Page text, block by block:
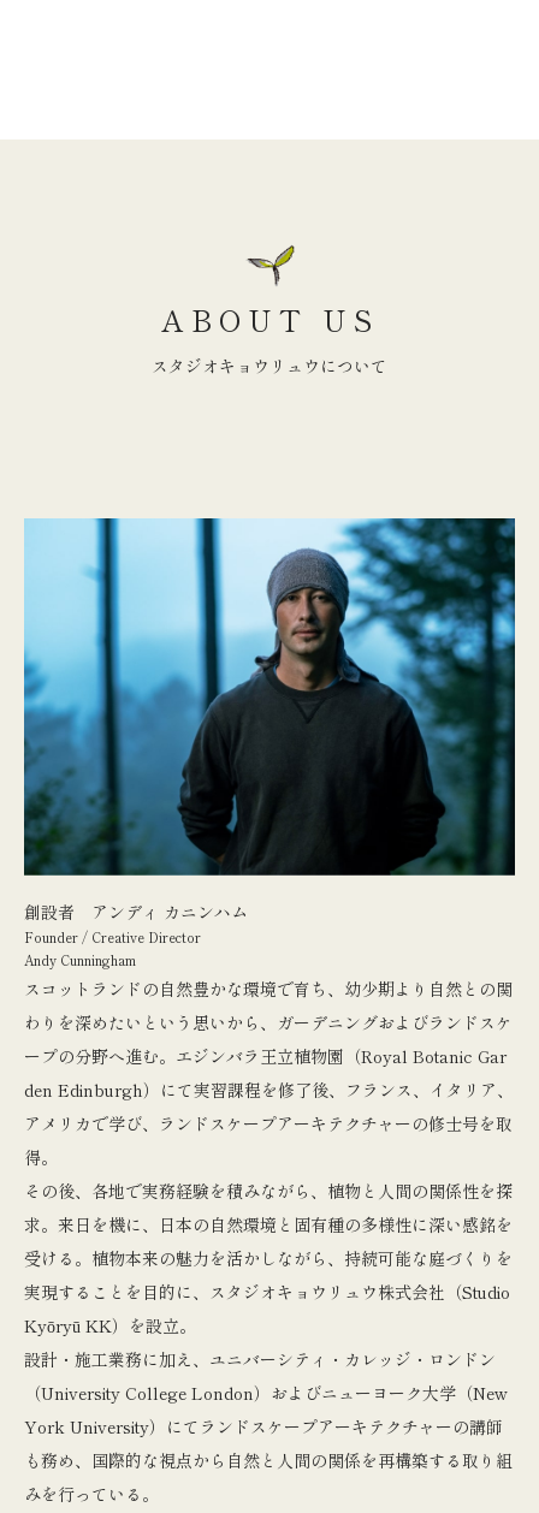
ABOUT US
スタジオキョウリュウについて
創設者 アンディ カニンハム
Founder / Creative Director
Andy Cunningham
スコットランドの自然豊かな環境で育ち、幼少期より自然との関
わりを深めたいという思いから、ガーデニングおよびランドスケ
ープの分野へ進む。エジンバラ王立植物園（Royal Botanic Gar
den Edinburgh）にて実習課程を修了後、フランス、イタリア、
アメリカで学び、ランドスケープアーキテクチャーの修士号を取
得。
その後、各地で実務経験を積みながら、植物と人間の関係性を探
求。来日を機に、日本の自然環境と固有種の多様性に深い感銘を
受ける。植物本来の魅力を活かしながら、持続可能な庭づくりを
実現することを目的に、スタジオキョウリュウ株式会社（Studio
Kyōryū KK）を設立。
設計・施工業務に加え、ユニバーシティ・カレッジ・ロンドン
（University College London）およびニューヨーク大学（New
York University）にてランドスケープアーキテクチャーの講師
も務め、国際的な視点から自然と人間の関係を再構築する取り組
みを行っている。